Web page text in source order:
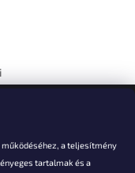
a teljesítmény
tartalmak és a